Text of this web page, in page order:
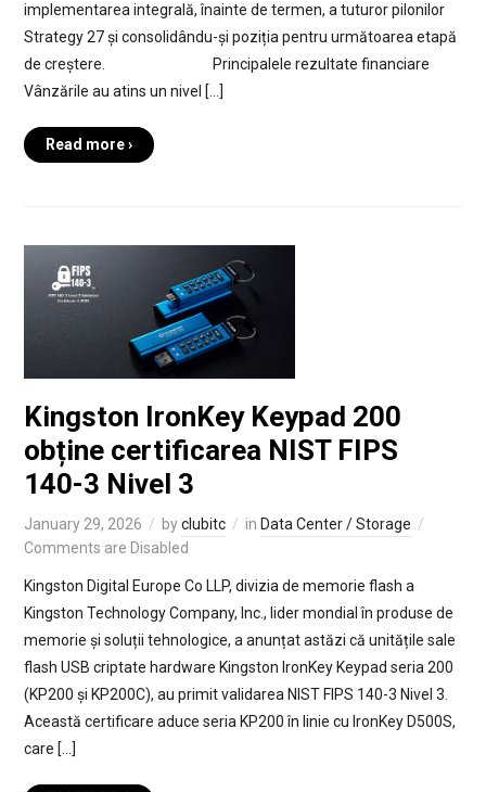
implementarea integrală, înainte de termen, a tuturor pilonilor
Strategy 27 și consolidându-și poziția pentru următoarea etapă
de creștere. Principalele rezultate financiare
Vânzările au atins un nivel […]
Read more ›
Kingston IronKey Keypad 200
obține certificarea NIST FIPS
140-3 Nivel 3
January 29, 2026 byclubitc in Data Center / Storage
Comments are Disabled
Kingston Digital Europe Co LLP, divizia de memorie flash a
Kingston Technology Company, Inc., lider mondial în produse de
memorie și soluții tehnologice, a anunțat astăzi că unitățile sale
flash USB criptate hardware Kingston IronKey Keypad seria 200
(KP200 și KP200C), au primit validarea NIST FIPS 140-3 Nivel 3.
Această certificare aduce seria KP200 în linie cu IronKey D500S,
care […]